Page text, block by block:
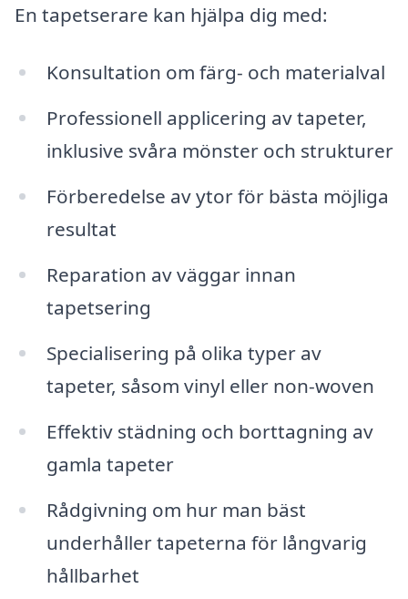
En tapetserare kan hjälpa dig med:
Konsultation om färg- och materialval
Professionell applicering av tapeter,
inklusive svåra mönster och strukturer
Förberedelse av ytor för bästa möjliga
resultat
Reparation av väggar innan
tapetsering
Specialisering på olika typer av
tapeter, såsom vinyl eller non-woven
Effektiv städning och borttagning av
gamla tapeter
Rådgivning om hur man bäst
underhåller tapeterna för långvarig
hållbarhet